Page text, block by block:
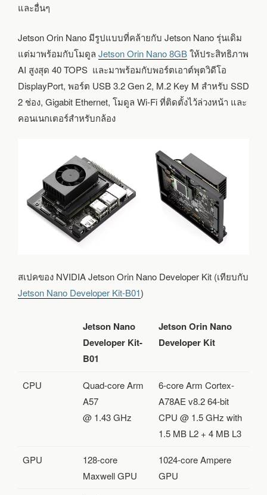
และอื่นๆ
Jetson Orin Nano มีรูปแบบที่คล้ายกับ Jetson Nano รุ่นเดิม
แต่มาพร้อมกับโมดูล Jetson Orin Nano 8GBให้ประสิทธิภาพ
AI สูงสุด 40 TOPS และมาพร้อมกับพอร์ตเอาต์พุตวิดีโอ
DisplayPort, พอร์ต USB 3.2 Gen 2, M.2 Key M สำหรับ SSD
2 ช่อง, Gigabit Ethernet, โมดูล Wi-Fi ที่ติดตั้งไว้ล่วงหน้า และ
คอนเนกเตอร์สำหรับกล้อง
สเปคของ NVIDIA Jetson Orin Nano Developer Kit (เทียบกับ
Jetson Nano Developer Kit-B01)
Jetson Nano
Developer Kit-
B01
Jetson Orin Nano
Developer Kit
CPU
Quad-core Arm
A57
@ 1.43 GHz
6-core Arm Cortex-
A78AE v8.2 64-bit
CPU @ 1.5 GHz with
1.5 MB L2 + 4 MB L3
GPU
128-core
Maxwell GPU
1024-core Ampere
GPU